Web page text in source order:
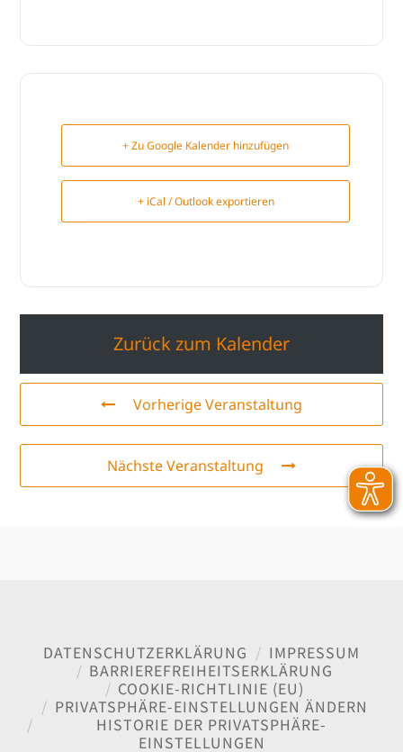
+ Zu Google Kalender hinzufügen
+ iCal / Outlook exportieren
Zurück zum Kalender
Vorherige Veranstaltung
Nächste Veranstaltung
DATENSCHUTZERKLÄRUNG
IMPRESSUM
BARRIEREFREIHEITSERKLÄRUNG
COOKIE-RICHTLINIE (EU)
PRIVATSPHÄRE-EINSTELLUNGEN ÄNDERN
HISTORIE DER PRIVATSPHÄRE-
EINSTELLUNGEN